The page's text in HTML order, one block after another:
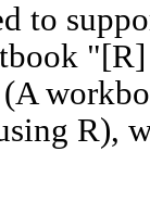
to
R),